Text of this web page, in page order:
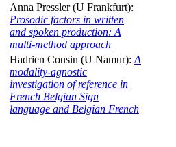
Anna Pressler (U Frankfurt):
Prosodic factors in written
and spoken production: A
multi-method approach
Hadrien Cousin (U Namur):A
modality-agnostic
investigation of reference in
French Belgian Sign
language and Belgian French